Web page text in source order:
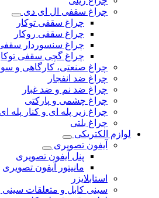
چراغ سقفی ال ای دی
چراغ سقفی توکار
چراغ سقفی روکار
چراغ سنسوردار
چراغ گچی سقفی
چراغ صنعتی، کارگاهی و
چراغ ضد انفجار
چراغ ضد نم و ضد غبار
چراغ چشمی و پارکتی
چراغ‌ زیر‌ پله‌ ای و کنار‌ پله‌ ای
چراغ بلتی
لوازم الکتریکی
آیفون تصویری
پنل آیفون تصویری
مانیتور آیفون تصویری
استابلایزر
سینی کابل و متعلقات سینی